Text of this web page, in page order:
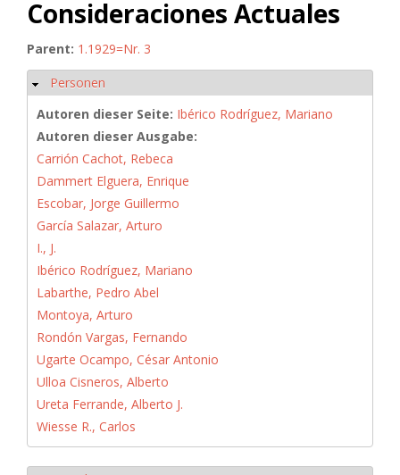
Consideraciones Actuales
Parent: 1.1929=Nr. 3
Ausblenden
Personen
Autoren dieser Seite: Ibérico Rodríguez, Mariano
Autoren dieser Ausgabe:
Carrión Cachot, Rebeca
Dammert Elguera, Enrique
Escobar, Jorge Guillermo
García Salazar, Arturo
I., J.
Ibérico Rodríguez, Mariano
Labarthe, Pedro Abel
Montoya, Arturo
Rondón Vargas, Fernando
Ugarte Ocampo, César Antonio
Ulloa Cisneros, Alberto
Ureta Ferrande, Alberto J.
Wiesse R., Carlos